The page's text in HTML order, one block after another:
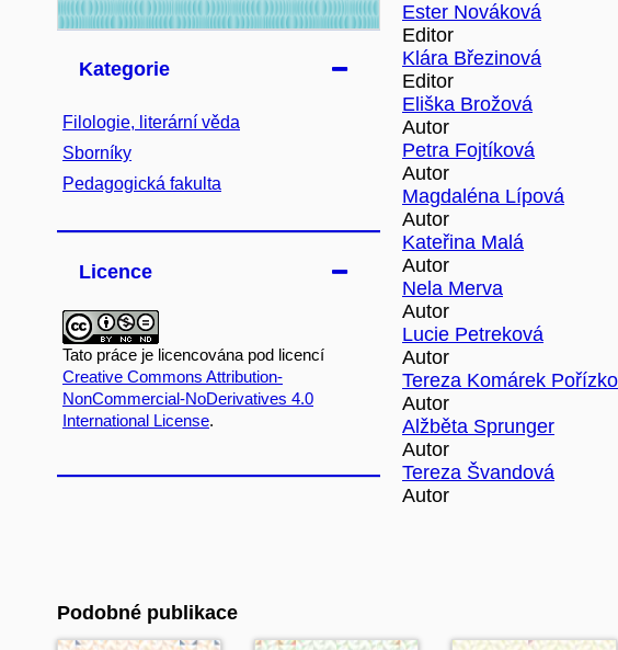
Kategorie
Filologie, literární věda
Sborníky
Pedagogická fakulta
Licence
Tato práce je licencována pod licencí
Creative Commons Attribution-
NonCommercial-NoDerivatives 4.0
International License.
Ester Nováková
Editor
Klára Březinová
Editor
Eliška Brožová
Autor
Petra Fojtíková
Autor
Magdaléna Lípová
Autor
Kateřina Malá
Autor
Nela Merva
Autor
Lucie Petreková
Autor
Tereza Komárek
Autor
Alžběta Sprunger
Autor
Tereza Švandová
Autor
Podobné publikace